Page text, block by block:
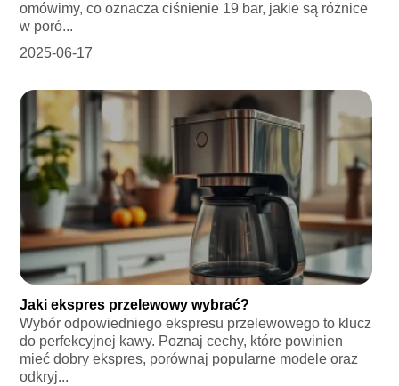
omówimy, co oznacza ciśnienie 19 bar, jakie są różnice
w poró...
2025-06-17
Jaki ekspres przelewowy wybrać?
Wybór odpowiedniego ekspresu przelewowego to klucz
do perfekcyjnej kawy. Poznaj cechy, które powinien
mieć dobry ekspres, porównaj popularne modele oraz
odkryj...